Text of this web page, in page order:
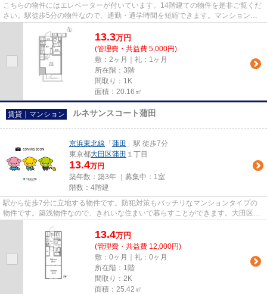
こちらの物件にはエレベーターが付いています。14階建ての物件を是非ご覧くだ
さい。駅徒歩5分の物件なので、通勤・通学時間を短縮できます。マンションタ
イプのお部屋です。私達大栄リ...
13.3万円
(管理費・共益費 5,000円)
敷：2ヶ月｜礼：1ヶ月
所在階：3階
間取り：1K
面積：20.16㎡
賃貸｜マンション ルネサンスコート蒲田
京浜東北線 「 蒲田 」駅 徒歩7分
東京都大田区蒲田 １丁目
13.4万円
築年数：築3年 ｜募集中： 1室
階数：4階建
駅から徒歩7分に立地する物件です。防犯対策もバッチリなマンションタイプの
物件です。築浅物件なので、きれいな住まいで暮らすことができます。大田区に
13.4万円
(管理費・共益費 12,000円)
敷：0ヶ月｜礼：0ヶ月
所在階：1階
間取り：2K
面積：25.42㎡